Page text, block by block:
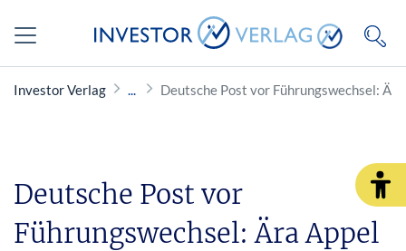
Investor Verlag Deutsche Post vor Führungswechsel:
Deutsche Post vor
Führungswechsel: Ära Appel